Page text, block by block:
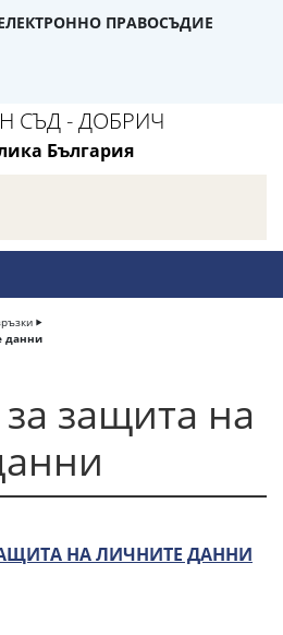
ПРАВОСЪДИЕ
СЪД - ДОБРИЧ
България
данни
защита на
НА ЛИЧНИТЕ ДАННИ